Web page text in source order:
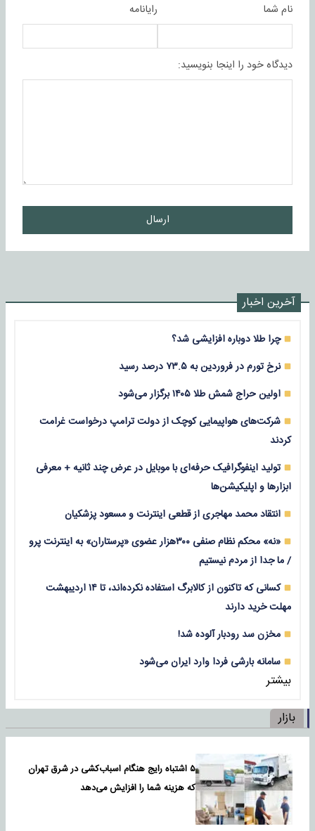
نام شما رایانامه
دیدگاه خود را اینجا بنویسید:
ارسال
آخرین اخبار
چرا طلا دوباره افزایشی شد؟
نرخ تورم در فروردین به ۷۳.۵ درصد رسید
اولین حراج شمش طلا ۱۴۰۵ برگزار می‌شود
شرکت‌های هواپیمایی کوچک از دولت ترامپ درخواست غرامت
کردند
تولید اینفوگرافیک حرفه‌ای با موبایل در عرض چند ثانیه + معرفی
ابزارها و اپلیکیشن‌ها
انتقاد محمد مهاجری از قطعی اینترنت و مسعود پزشکیان
«نه» محکم نظام صنفی ۳۰۰هزار عضوی «پرستاران» به اینترنت پرو
/ ما جدا از مردم نیستیم
کسانی که تاکنون از کالابرگ استفاده نکرده‌اند، تا ۱۴ اردیبهشت
مهلت خرید دارند
مخزن سد رودبار آلوده شد!
سامانه بارشی فردا وارد ایران می‌شود
بیشتر
بازار
۵ اشتباه رایج هنگام اسباب‌کشی در شرق تهران
که هزینه شما را افزایش می‌دهد